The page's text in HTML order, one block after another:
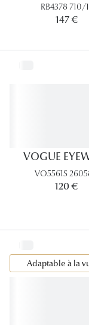
RB4378 710/
147 €
VOGUE
VO5561S
120 €
Adaptable à la